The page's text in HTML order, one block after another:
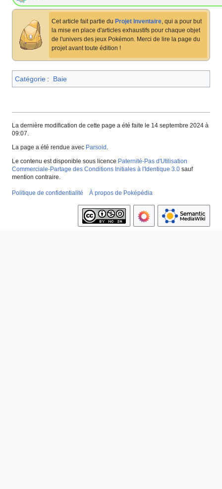
Cet article fait partie du Projet Inventaire, qui a pour but
la mise en place d'articles exhaustifs pour chaque objet
de l'univers des jeux Pokémon. Merci de lire la page du
projet avant toute édition !
Catégorie : Baie
La dernière modification de cette page a été faite le 14 septembre 2024 à
09:07.
La page a été rendue avec Parsoid .
Le contenu est disponible sous licence Paternité-Pas d'Utilisation
Commerciale-Partage des Conditions Initiales à l'Identique 3.0 sauf
mention contraire.
Politique de confidentialité À propos de Poképédia